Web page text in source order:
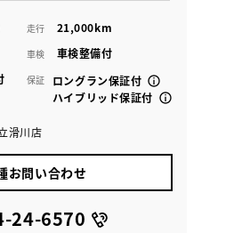
走行 21,000km
車検 車検整備付
保証
ロングラン保証付
ハイブリッド保証付
滑川店
お問い合わせ
24-6570